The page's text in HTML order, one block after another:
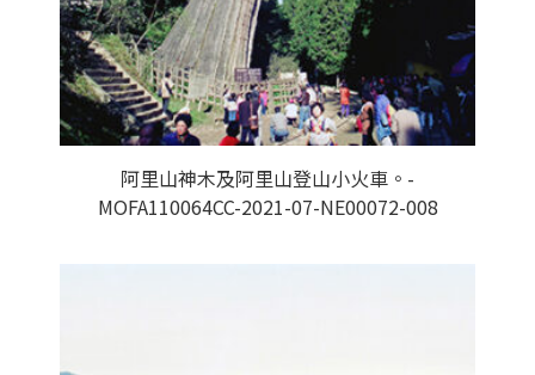
阿里山神木及阿里山登山小火車。-
MOFA110064CC-2021-07-NE00072-008